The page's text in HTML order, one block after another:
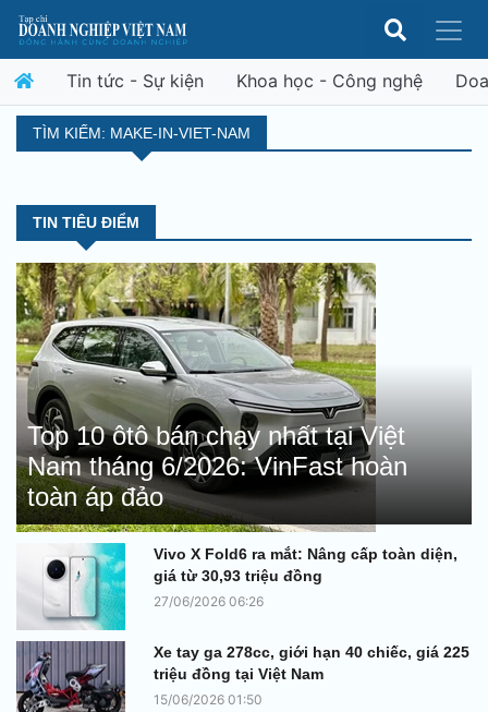
Tin tức - Sự kiện Khoa học - Công nghệ
TÌM KIẾM: MAKE-IN-VIET-NAM
TIN TIÊU ĐIỂM
Top 10 ôtô bán chạy nhất tại Việt
Nam tháng 6/2026: VinFast hoàn
toàn áp đảo
Vivo X Fold6 ra mắt: Nâng cấp toàn diện,
giá từ 30,93 triệu đồng
27/06/2026 06:26
Xe tay ga 278cc, giới hạn 40 chiếc, giá 225
triệu đồng tại Việt Nam
15/06/2026 01:50